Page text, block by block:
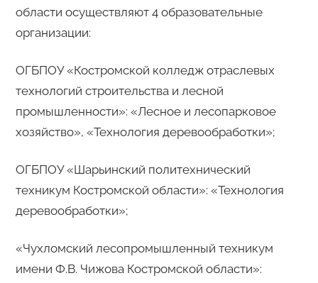
области осуществляют 4 образовательные
организации:
ОГБПОУ «Костромской колледж отраслевых
технологий строительства и лесной
промышленности»: «Лесное и лесопарковое
хозяйство», «Технология деревообработки»;
ОГБПОУ «Шарьинский политехнический
техникум Костромской области»: «Технология
деревообработки»;
«Чухломский лесопромышленный техникум
имени Ф.В. Чижова Костромской области»: